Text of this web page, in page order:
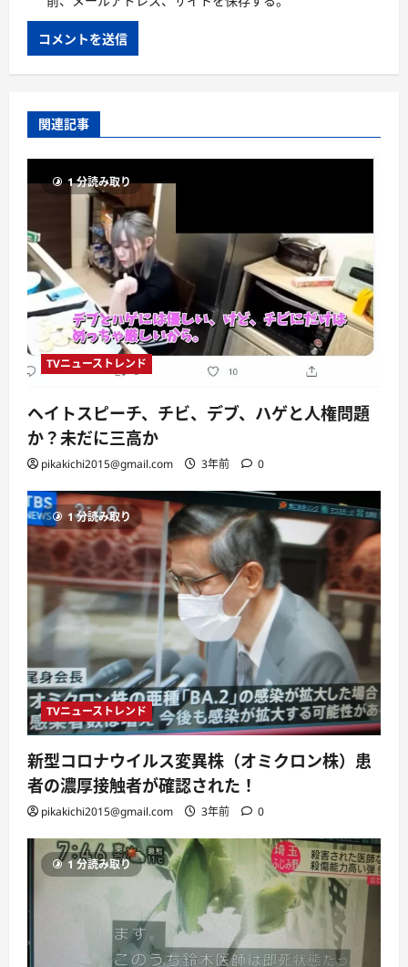
関連記事
1 分読み取り
TVニューストレンド
ヘイトスピーチ、チビ、デブ、ハゲと人権問題
か？未だに三高か
pikakichi2015@gmail.com 3年前 0
1 分読み取り
TVニューストレンド
新型コロナウイルス変異株（オミクロン株）患
者の濃厚接触者が確認された！
pikakichi2015@gmail.com 3年前 0
1 分読み取り